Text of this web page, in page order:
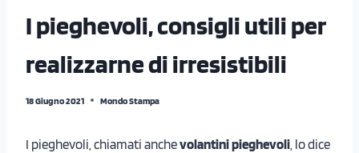
I pieghevoli, consigli utili per
realizzarne di irresistibili
18 Giugno 2021 Mondo Stampa
I pieghevoli, chiamati anchevolantini pieghevoli , lo dice